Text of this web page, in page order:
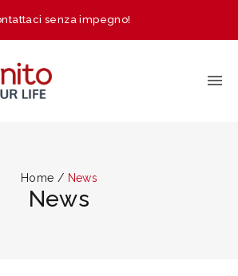
senza impegno!
Home / News
News